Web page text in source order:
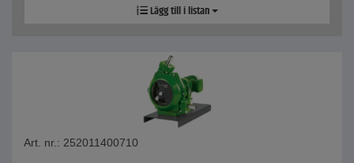
Lägg till i listan
Art. nr.: 252011400710